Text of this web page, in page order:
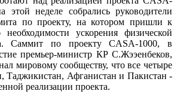
неделе собрались руководители
по проекту, на котором пришли к
ускорения физической
Саммит по проекту CASA-1000, в
премьер-министр КР С.Жээенбеков,
мировому сообществу, что все четыре
Таджикистан, Афганистан и Пакистан -
реализации проекта.